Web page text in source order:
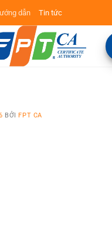
dẫn Tin tức
BỞI FPT CA